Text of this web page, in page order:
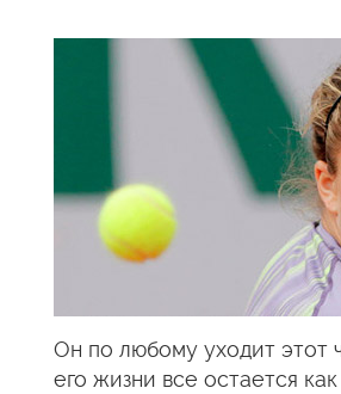
Он по любому уходит этот
его жизни все остается